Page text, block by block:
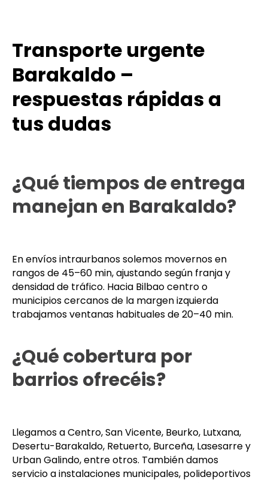
Transporte urgente
Barakaldo –
respuestas rápidas a
tus dudas
¿Qué tiempos de entrega
manejan en Barakaldo?
En envíos intraurbanos solemos movernos en
rangos de 45–60 min, ajustando según franja y
densidad de tráfico. Hacia Bilbao centro o
municipios cercanos de la margen izquierda
trabajamos ventanas habituales de 20–40 min.
¿Qué cobertura por
barrios ofrecéis?
Llegamos a Centro, San Vicente, Beurko, Lutxana,
Desertu-Barakaldo, Retuerto, Burceña, Lasesarre y
Urban Galindo, entre otros. También damos
servicio a instalaciones municipales, polideportivos